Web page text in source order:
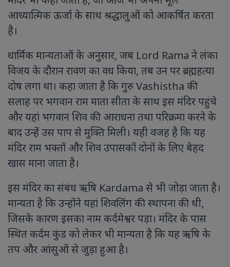
आध्यात्मिक ऊर्जा के साथ श्रद्धालुओं को आकर्षित करता
है।
धार्मिक मान्यताओं के अनुसार, जब Lord Rama ने लंका
विजय के दौरान रावण का वध किया, तब उन पर ब्रह्महत्या
दोष लगा था। कहा जाता है कि गुरु Vashistha की
सलाह पर भगवान राम माता सीता के साथ इस मंदिर पहुंचे
और यहां भगवान शिव की आराधना तथा परिक्रमा करने के
बाद उन्हें उस पाप से मुक्ति मिली। यही वजह है कि यह
मंदिर राम भक्तों और शिव उपासकों दोनों के लिए बेहद
खास माना जाता है।
इस मंदिर का संबंध ऋषि Kardama से भी जोड़ा जाता है।
मान्यता है कि उन्होंने यहां शिवलिंग की स्थापना की थी,
जिसके कारण इसका नाम कर्दमेश्वर पड़ा। मंदिर के पास
स्थित कर्दम कुंड को लेकर भी मान्यता है कि यह ऋषि के
तप और आंसुओं से जुड़ा हुआ है।